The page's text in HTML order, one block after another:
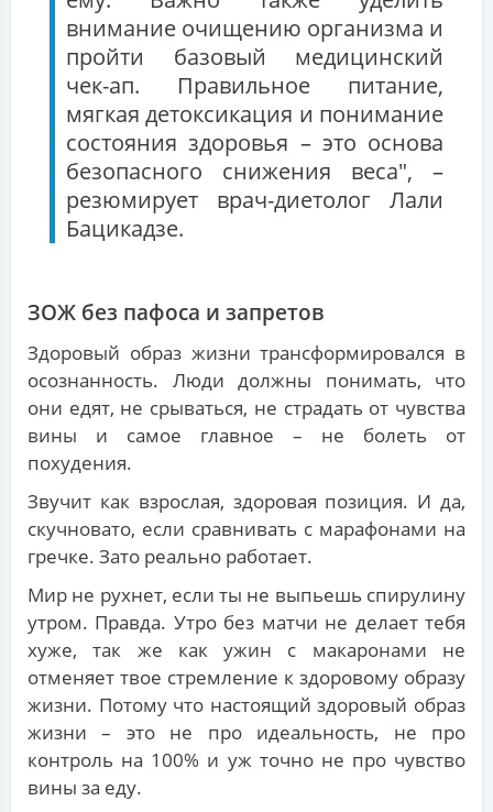
внимание очищению организма и
пройти базовый медицинский
чек-ап. Правильное питание,
мягкая детоксикация и понимание
состояния здоровья – это основа
безопасного снижения веса", –
резюмирует врач-диетолог Лали
Бацикадзе.
ЗОЖ без пафоса и запретов
Здоровый образ жизни трансформировался в
осознанность. Люди должны понимать, что
они едят, не срываться, не страдать от чувства
вины и самое главное – не болеть от
похудения.
Звучит как взрослая, здоровая позиция. И да,
скучновато, если сравнивать с марафонами на
гречке. Зато реально работает.
Мир не рухнет, если ты не выпьешь спирулину
утром. Правда. Утро без матчи не делает тебя
хуже, так же как ужин с макаронами не
отменяет твое стремление к здоровому образу
жизни. Потому что настоящий здоровый образ
жизни – это не про идеальность, не про
контроль на 100% и уж точно не про чувство
вины за еду.